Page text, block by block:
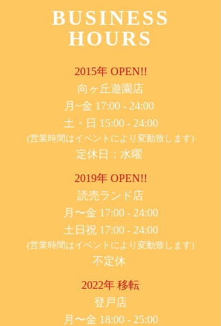
BUSINESS
HOURS
2015年 OPEN!!
​向ヶ丘遊園店
月~金 17:00 - 24:00
土・日 15:00 - 24:00
(営業時間はイベントにより変動致します)
定休日：水曜
2019年 OPEN!!
​読売ランド店
月〜金 17:00 - 24:00
土日祝 17:00 - 24:00
(営業時間はイベントにより変動致します)
不定休
2022年 移転
​登戸店
月〜金 18:00 - 25:00